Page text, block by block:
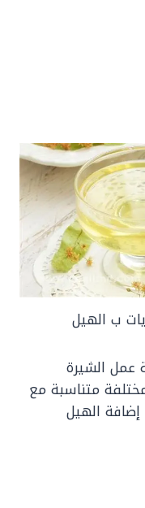
ب الهيل
الشيرة
متناسبة مع
الهيل